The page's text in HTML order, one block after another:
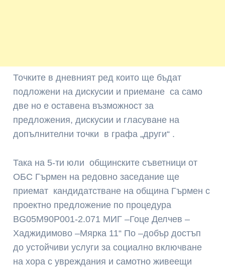
Точките в дневният ред които ще бъдат
подложени на дискусии и приемане са само
две но е оставена възможност за
предложения, дискусии и гласуване на
допълнителни точки в графа „други“ .
Така на 5-ти юли общинските съветници от
ОБС Гърмен на редовно заседание ще
приемат кандидатстване на община Гърмен с
проектно предложение по процедура
BG05M90P001-2.071 МИГ –Гоце Делчев –
Хаджидимово –Мярка 11“ По –добър достъп
до устойчиви услуги за социално включване
на хора с увреждания и самотно живеещи